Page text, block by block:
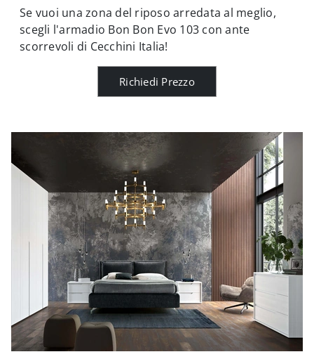
Se vuoi una zona del riposo arredata al meglio,
scegli l'armadio Bon Bon Evo 103 con ante
scorrevoli di Cecchini Italia!
Richiedi Prezzo